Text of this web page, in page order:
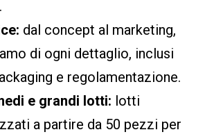
dal concept al marketing,
di ogni dettaglio, inclusi
e regolamentazione.
e grandi lotti: lotti
a partire da 50 pezzi per